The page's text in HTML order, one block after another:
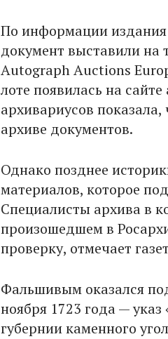
По информации издания
документ выставили
Autograph Auctions
лоте появилась на
архивариусов
архиве документов.
Однако позднее
материалов, которое
Специалисты архива в
произошедшем в
проверку, отмечает
Фальшивым оказался
ноября 1723 года —
губернии каменного